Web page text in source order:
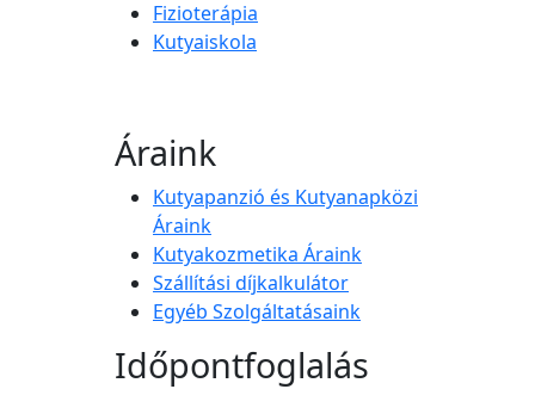
Fizioterápia
Kutyaiskola
Áraink
Kutyapanzió és Kutyanapközi
Áraink
Kutyakozmetika Áraink
Szállítási díjkalkulátor
Egyéb Szolgáltatásaink
Időpontfoglalás